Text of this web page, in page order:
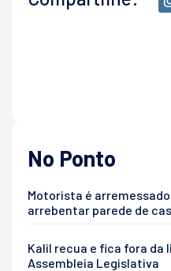
No Ponto
Motorista é
arrebentar parede de
Kalil recua e fica fora da
Assembleia Legislativa